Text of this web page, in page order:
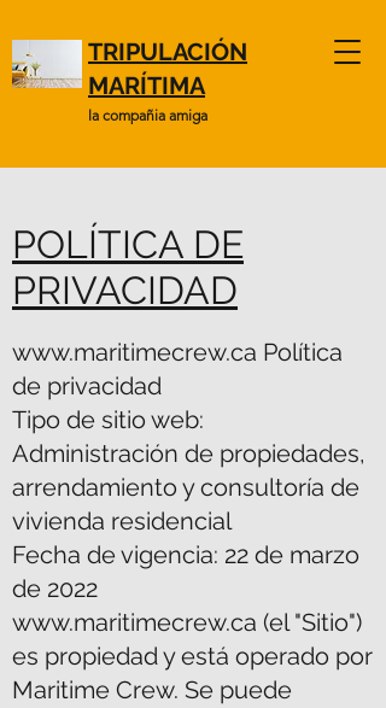
TRIPULACIÓN
MARÍTIMA
la compañia amiga
POLÍTICA DE
PRIVACIDAD
www.maritimecrew.ca Política
de privacidad
Tipo de sitio web:
Administración de propiedades,
arrendamiento y consultoría de
vivienda residencial
Fecha de vigencia: 22 de marzo
de 2022
www.maritimecrew.ca (el "Sitio")
es propiedad y está operado por
Maritime Crew. Se puede